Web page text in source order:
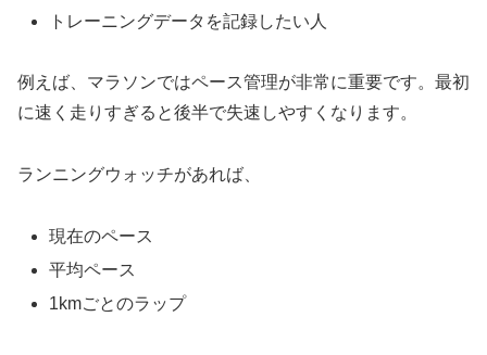
トレーニングデータを記録したい人
例えば、マラソンではペース管理が非常に重要です。最初
に速く走りすぎると後半で失速しやすくなります。
ランニングウォッチがあれば、
現在のペース
平均ペース
1kmごとのラップ